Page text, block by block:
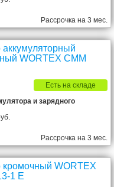
Рассрочка на 3 мес.
аккумуляторный
WORTEX CMM
Есть на складе
и зарядного
Рассрочка на 3 мес.
кромочный WORTEX
1 E